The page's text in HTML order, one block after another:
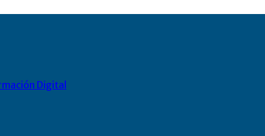
Digital